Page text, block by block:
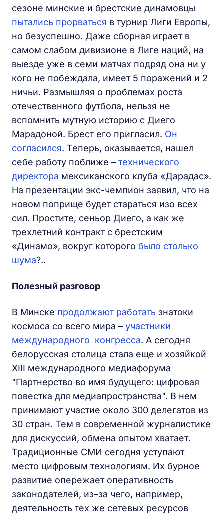
сезоне минские и брестские динамовцы
пытались прорваться в турнир Лиги Европы,
но безуспешно. Даже сборная играет в
самом слабом дивизионе в Лиге наций, на
выезде уже в семи матчах подряд она ни у
кого не побеждала, имеет 5 поражений и 2
ничьи. Размышляя о проблемах роста
отечественного футбола, нельзя не
вспомнить мутную историю с Диего
Марадоной. Брест его пригласил. Он
согласился. Теперь, оказывается, нашел
себе работу поближе – технического
директора мексиканского клуба «Дарадас».
На презентации экс-чемпион заявил, что на
новом поприще будет стараться изо всех
сил. Простите, сеньор Диего, а как же
трехлетний контракт с брестским
«Динамо», вокруг которого было столько
шума?..
Полезный разговор
В Минске продолжают работать знатоки
космоса со всего мира – участники
международного конгресса. А сегодня
белорусская столица стала еще и хозяйкой
ХIII международного медиафорума
"Партнерство во имя будущего: цифровая
повестка для медиапространства". В нем
принимают участие около 300 делегатов из
30 стран. Тем в современной журналистике
для дискуссий, обмена опытом хватает.
Традиционные СМИ сегодня уступают
место цифровым технологиям. Их бурное
развитие опережает оперативность
законодателей, из–за чего, например,
деятельность тех же сетевых ресурсов